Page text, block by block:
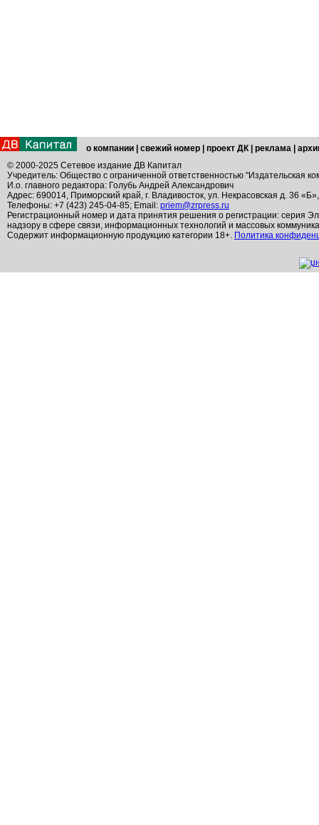
о компании свежий номер проект ДК реклама
© 2000-2025 Сетевое издание ДВ Капитал
Учредитель: Общество с ограниченной ответственностью "Издательская
И.о. главного редактора: Голубь Андрей Александрович
Адрес: 690014, Приморский край, г. Владивосток, ул. Некрасовская д. 36
Телефоны: +7 (423) 245-04-85; Email: priem@zrpress.ru
Регистрационный номер и дата принятия решения о регистрации: серия
надзору в сфере связи, информационных технологий и массовых
Содержит информационную продукцию категории 18+. Политика